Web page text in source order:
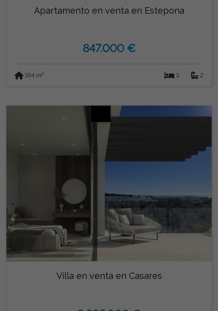
Apartamento en venta en Estepona
847.000 €
194 m2 3 2
Villa en venta en Casares